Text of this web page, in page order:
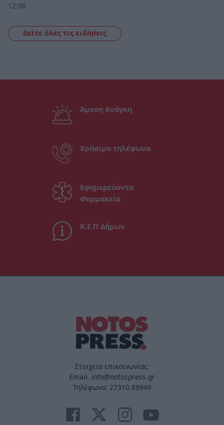
12:06
Δείτε όλες τις ειδήσεις
Άμεση Ανάγκη
Χρήσιμα τηλέφωνα
Εφημερεύοντα
Φαρμακεία
Κ.Ε.Π Δήμων
Στοιχεία επικοινωνίας:
Email. info@notospress.gr
Τηλέφωνο: 27310.89949